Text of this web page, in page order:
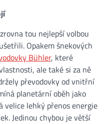
tou nejlepší volbou
Opakem šnekových
Bühler, které
ale také si za ně
převodovky od vnitřní
planetární oběh jako
velice lehký přenos energie
Jedinou chybou je větší